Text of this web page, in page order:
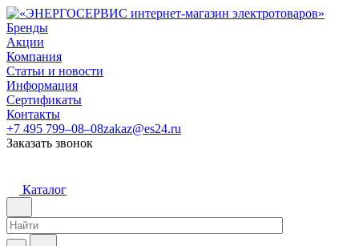
Бренды
Акции
Компания
Статьи и новости
Информация
Сертификаты
Контакты
+7 495 799–08–08zakaz@es24.ru
Заказать звонок
Каталог